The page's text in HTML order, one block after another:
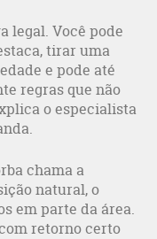
legal. Você pode
tirar uma
e pode até
regras que não
o especialista
chama a
natural, o
em parte da área.
retorno certo